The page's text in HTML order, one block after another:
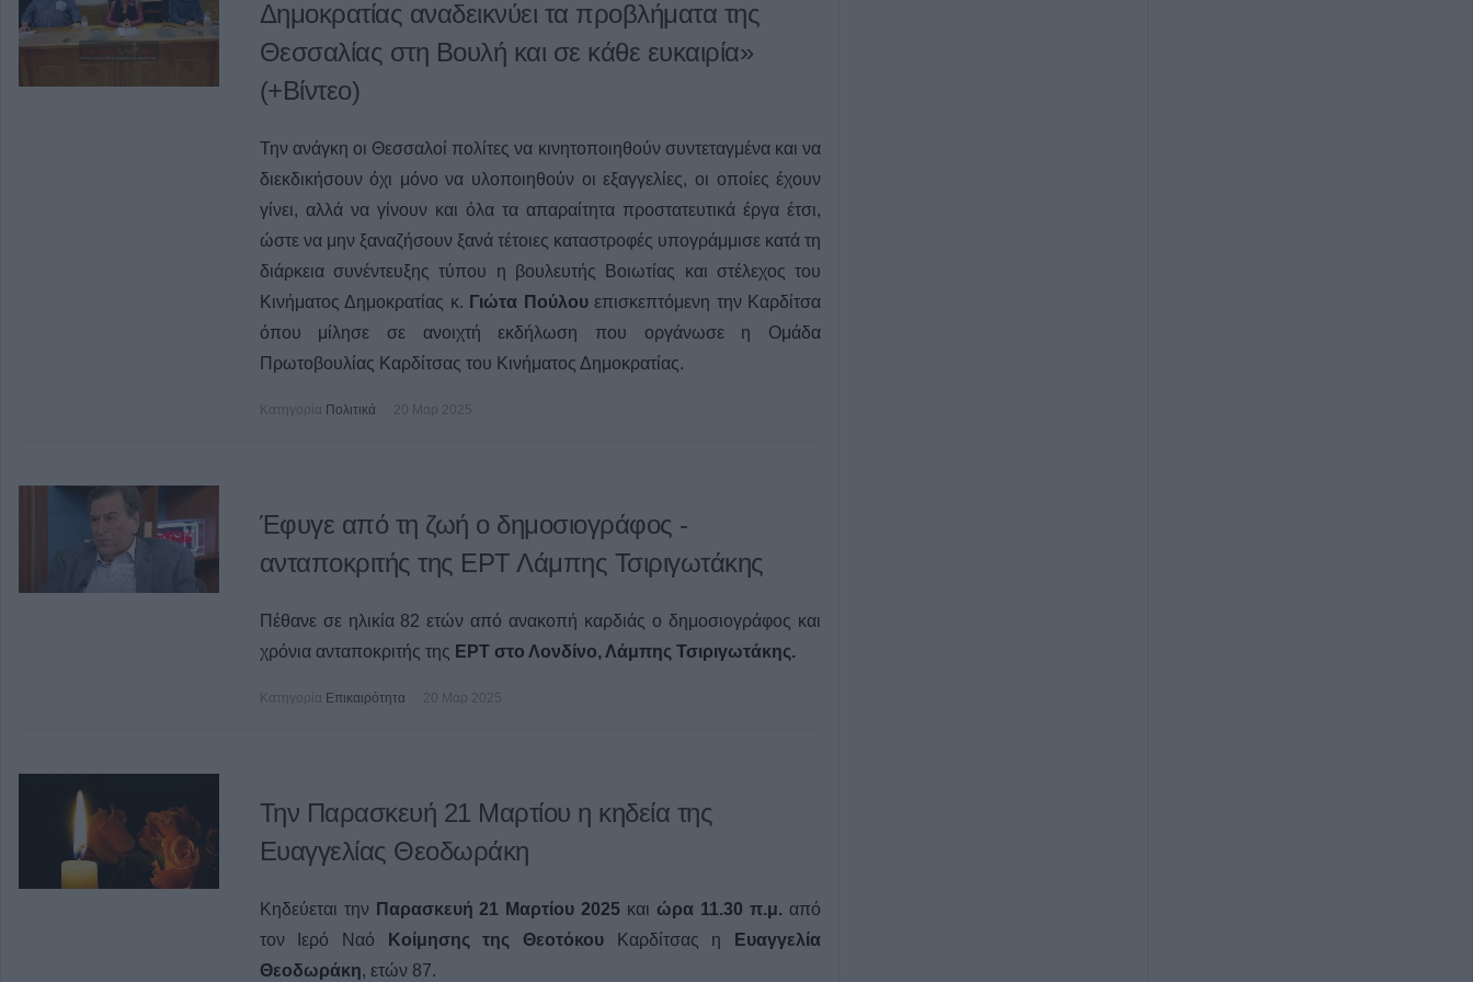
Δημοκρατίας αναδεικνύει τα προβλήματα της
Θεσσαλίας στη Βουλή και σε κάθε ευκαιρία»
(+Βίντεο)
Την ανάγκη οι Θεσσαλοί πολίτες να κινητοποιηθούν συντεταγμένα και να
διεκδικήσουν όχι μόνο να υλοποιηθούν οι εξαγγελίες, οι οποίες έχουν
γίνει, αλλά να γίνουν και όλα τα απαραίτητα προστατευτικά έργα έτσι,
ώστε να μην ξαναζήσουν ξανά τέτοιες καταστροφές υπογράμμισε κατά τη
διάρκεια συνέντευξης τύπου η βουλευτής Βοιωτίας και στέλεχος του
Κινήματος Δημοκρατίας κ. Γιώτα Πούλουεπισκεπτόμενη την Καρδίτσα
όπου μίλησε σε ανοιχτή εκδήλωση που οργάνωσε η Ομάδα
Πρωτοβουλίας Καρδίτσας του Κινήματος Δημοκρατίας.
Κατηγορία Πολιτικά 20 Μαρ 2025
Έφυγε από τη ζωή ο δημοσιογράφος -
ανταποκριτής της ΕΡΤ Λάμπης Τσιριγωτάκης
Πέθανε σε ηλικία 82 ετών από ανακοπή καρδιάς ο δημοσιογράφος και
χρόνια ανταποκριτής της ΕΡΤ στο Λονδίνο, Λάμπης Τσιριγωτάκης.
Κατηγορία Επικαιρότητα 20 Μαρ 2025
Την Παρασκευή 21 Μαρτίου η κηδεία της
Ευαγγελίας Θεοδωράκη
Κηδεύεται την Παρασκευή 21 Μαρτίου 2025 και ώρα 11.30 π.μ. από
τον Ιερό Ναό Κοίμησης της Θεοτόκου Καρδίτσας η
Ευαγγελία
Θεοδωράκη, ετών 87.